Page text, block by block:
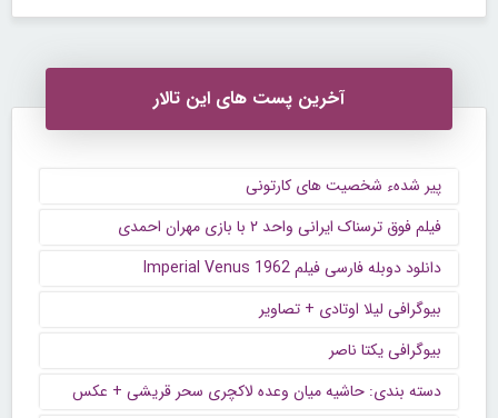
آخرین پست های این تالار
پیر شدهء شخصیت های کارتونی
فیلم فوق ترسناک ایرانی واحد ۲ با بازی مهران احمدی
دانلود دوبله فارسی فیلم Imperial Venus 1962
بیوگرافی لیلا اوتادی + تصاویر
بیوگرافی یکتا ناصر
دسته بندی: حاشیه میان وعده لاکچری سحر قریشی + عکس